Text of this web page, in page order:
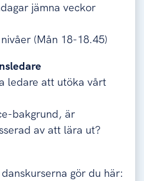
jämna veckor
(Mån 18-18.45)
ledare att utöka vårt
bakgrund, är
av att lära ut?
gör du här: